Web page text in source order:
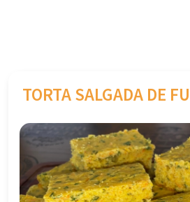
TORTA SALGADA DE